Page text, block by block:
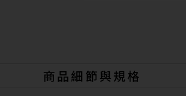
i
v
商品細節與規格